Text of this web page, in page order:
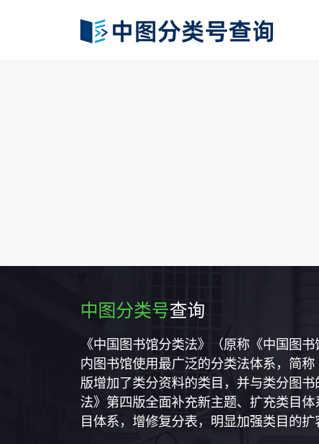
中图分类号查询
《中国图书馆分类法》（原称《中国图
内图书馆使用最广泛的分类法体系，简
版增加了类分资料的类目，并与类分图
法》第四版全面补充新主题、扩充类目
目体系，增修复分表，明显加强类目的扩